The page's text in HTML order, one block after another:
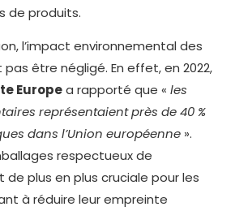
de produits.
l’impact environnemental des
être négligé. En effet, en 2022,
Europea rapporté que « les
représentaient près de 40 %
dans l’Union européenne ».
respectueux de
de plus en plus cruciale pour les
à réduire leur empreinte